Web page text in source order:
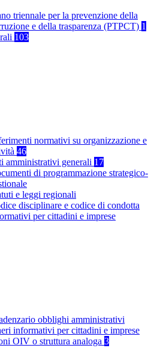
triennale per la prevenzione della
e della trasparenza (PTPCT) 1
103
normativi su organizzazione e
46
amministrativi generali 17
di programmazione strategico-
e leggi regionali
disciplinare e codice di condotta
per cittadini e imprese
obblighi amministrativi
informativi per cittadini e imprese
OIV o struttura analoga 3